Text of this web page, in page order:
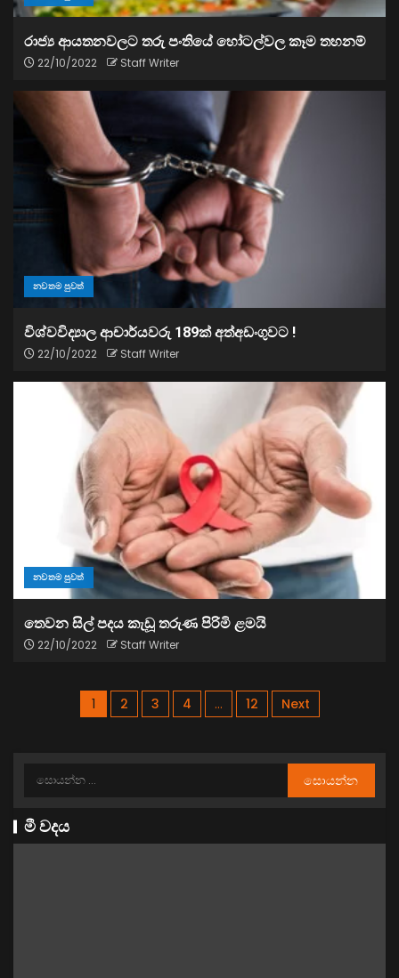
රාජ්‍ය ආයතනවලට තරු පංතියේ හෝටල්වල කෑම තහනම්
22/10/2022 Staff Writer
නවතම පුවත්
විශ්වවිද්‍යාල ආචාර්යවරු 189ක් අත්අඩංගුවට !
22/10/2022 Staff Writer
නවතම පුවත්
තෙවන සිල් පදය කැඩූ තරුණ පිරිමි ළමයි
22/10/2022 Staff Writer
1 2 3 4 … 12 Next
මී වදය